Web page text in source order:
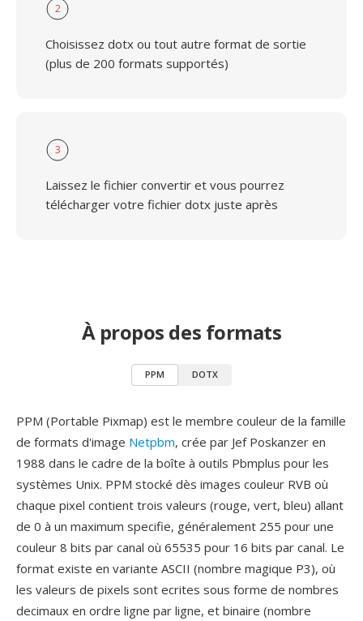
2
Choisissez dotx ou tout autre format de sortie
(plus de 200 formats supportés)
3
Laissez le fichier convertir et vous pourrez
télécharger votre fichier dotx juste après
À propos des formats
PPM DOTX
PPM (Portable Pixmap) est le membre couleur de la famille
de formats d'image Netpbm, crée par Jef Poskanzer en
1988 dans le cadre de la boîte à outils Pbmplus pour les
systèmes Unix. PPM stocké dès images couleur RVB où
chaque pixel contient trois valeurs (rouge, vert, bleu) allant
de 0 à un maximum specifie, généralement 255 pour une
couleur 8 bits par canal où 65535 pour 16 bits par canal. Le
format existe en variante ASCII (nombre magique P3), où
les valeurs de pixels sont ecrites sous forme de nombres
decimaux en ordre ligne par ligne, et binaire (nombre